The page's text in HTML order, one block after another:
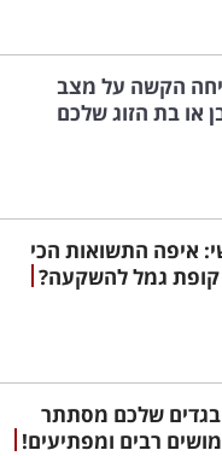
הקשה על מצב
או בת הזוג שלכם
איפה התשואות הכי
קופת גמל להשקעה?
שלכם מסתתר
רבים ומפתיעים!